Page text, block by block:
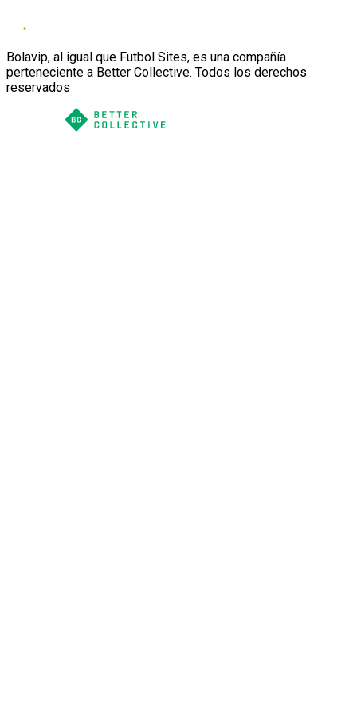
Bolavip, al igual que Futbol Sites, es una compañía
perteneciente a Better Collective. Todos los derechos
reservados